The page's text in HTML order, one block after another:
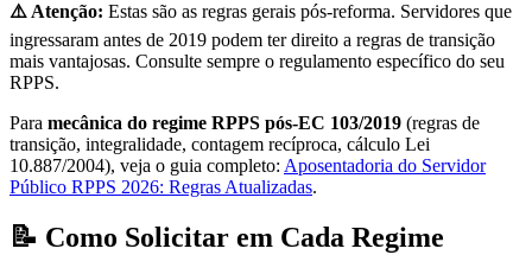
⚠️ Atenção: Estas são as regras gerais pós-reforma. Servidores que
ingressaram antes de 2019 podem ter direito a regras de transição
mais vantajosas. Consulte sempre o regulamento específico do seu
RPPS.
Para mecânica do regime RPPS pós-EC 103/2019 (regras de
transição, integralidade, contagem recíproca, cálculo Lei
10.887/2004), veja o guia completo: Aposentadoria do Servidor
Público RPPS 2026: Regras Atualizadas.
📝 Como Solicitar em Cada Regime